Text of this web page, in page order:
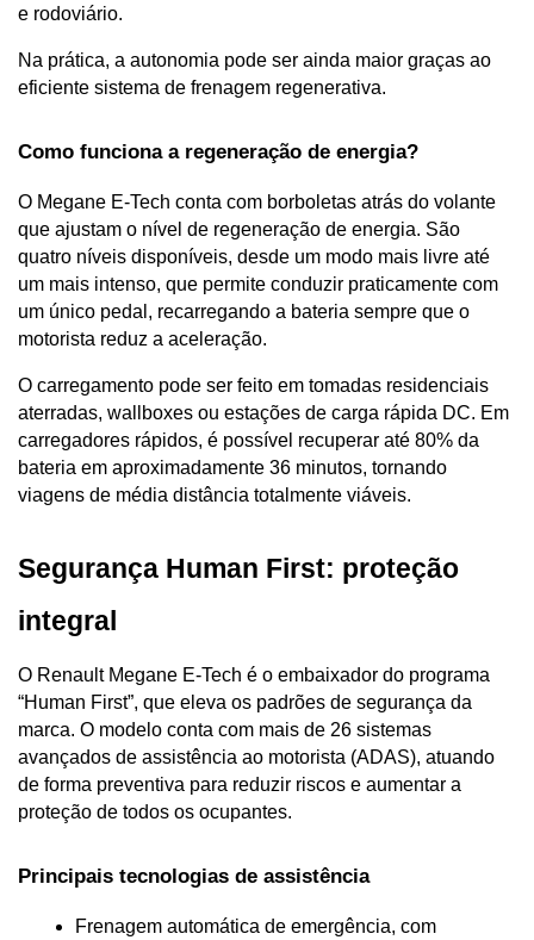
e rodoviário.
Na prática, a autonomia pode ser ainda maior graças ao
eficiente sistema de frenagem regenerativa.
Como funciona a regeneração de energia?
O Megane E-Tech conta com borboletas atrás do volante
que ajustam o nível de regeneração de energia. São
quatro níveis disponíveis, desde um modo mais livre até
um mais intenso, que permite conduzir praticamente com
um único pedal, recarregando a bateria sempre que o
motorista reduz a aceleração.
O carregamento pode ser feito em tomadas residenciais
aterradas, wallboxes ou estações de carga rápida DC. Em
carregadores rápidos, é possível recuperar até 80% da
bateria em aproximadamente 36 minutos, tornando
viagens de média distância totalmente viáveis.
Segurança Human First: proteção
integral
O Renault Megane E-Tech é o embaixador do programa
“Human First”, que eleva os padrões de segurança da
marca. O modelo conta com mais de 26 sistemas
avançados de assistência ao motorista (ADAS), atuando
de forma preventiva para reduzir riscos e aumentar a
proteção de todos os ocupantes.
Principais tecnologias de assistência
Frenagem automática de emergência, com